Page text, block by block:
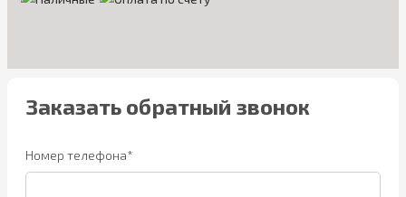
Заказать обратный звонок
Номер телефона*